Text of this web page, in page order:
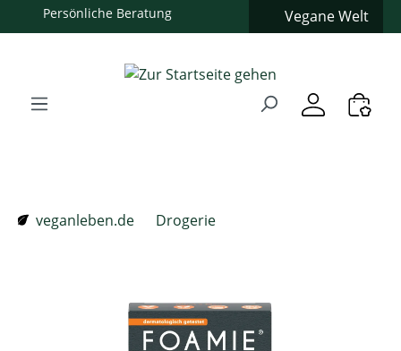
Zum Hauptinhalt springen
Zur Hauptnavigation springen
Vegane Welt
veganleben.de
Drogerie
Bildergalerie überspringen